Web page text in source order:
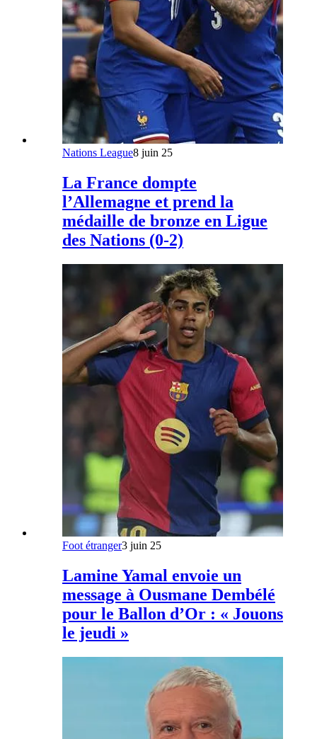
Nations League8 juin 25
La France dompte
l’Allemagne et prend la
médaille de bronze en Ligue
des Nations (0-2)
Foot étranger3 juin 25
Lamine Yamal envoie un
message à Ousmane Dembélé
pour le Ballon d’Or : « Jouons
le jeudi »